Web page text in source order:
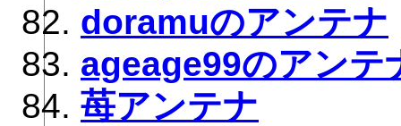
doramuのアンテナ
ageage99のアンテ
苺アンテナ